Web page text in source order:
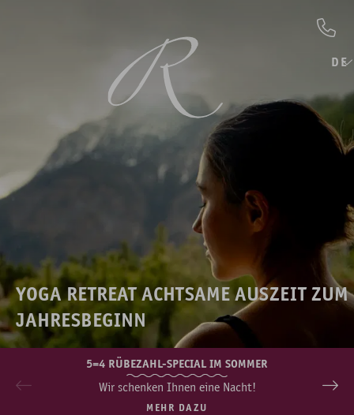
DE
YOGA RETREAT ACHTSAME AUSZEIT ZUM
JAHRESBEGINN
5=4 RÜBEZAHL-SPECIAL IM SOMMER
Wir schenken Ihnen eine Nacht!
MEHR DAZU